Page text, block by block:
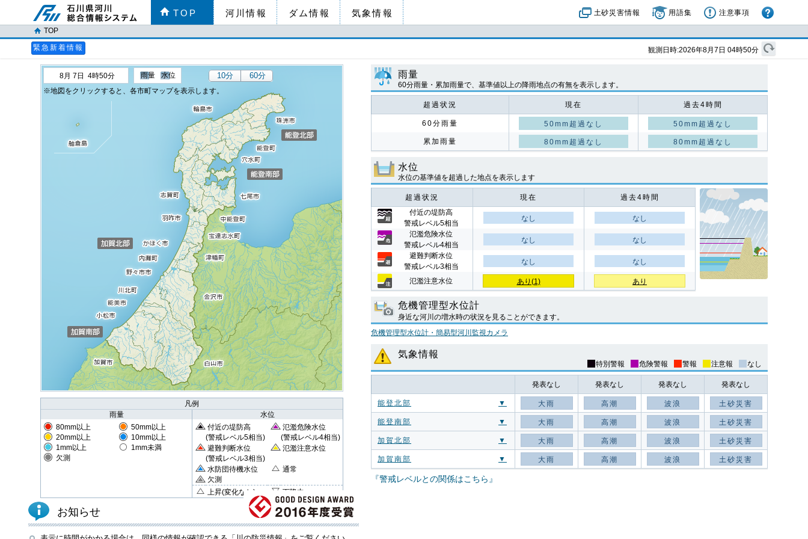
TOP 河川情報 ダム情報 気象情報 土砂災害情報 用語集 注意事項
TOP
緊急新着情報
観測日時:2026年8月7日 04時50分
8月 7日 4時50分 雨量 水位 10分 60分
地図をクリックすると、各市町マップを表示します。
凡例
雨量
80mm以上
50mm以上
20mm以上
10mm以上
1mm以上
1mm未満
欠測
水位
付近の堤防高
(警戒レベル5相当)
氾濫危険水位
(警戒レベル4相当)
避難判断水位
(警戒レベル3相当)
氾濫注意水位
水防団待機水位
通常
欠測
上昇(変化なし)
下降中
雨量
60分雨量・累加雨量で、基準値以上の降雨地点の有無を表示します。
超過状況 現在 過去4時間
60分雨量 50mm超過なし 50mm超過なし
累加雨量 80mm超過なし 80mm超過なし
水位
水位の基準値を超過した地点を表示します
超過状況 現在
過去4時間
付近の堤防高
警戒レベル5相当
なし
なし
氾濫危険水位
警戒レベル4相当
なし
なし
避難判断水位
警戒レベル3相当
なし なし
氾濫注意水位 あり(1) あり
危機管理型水位計
身近な河川の増水時の状況を見ることができます。
危機管理型水位計・簡易型河川監視カメラ
気象情報
特別警報 危険警報 警報 注意報 なし
発表なし 発表なし 発表なし 発表なし
能登北部 ▼ 大雨 高潮 波浪 土砂災害
能登南部 ▼ 大雨 高潮 波浪 土砂災害
加賀北部 ▼ 大雨 高潮 波浪 土砂災害
加賀南部 ▼ 大雨 高潮 波浪 土砂災害
『警戒レベルとの関係はこちら』
お知らせ